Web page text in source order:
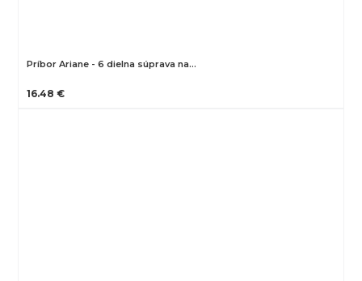
Príbor Ariane - 6 dielna súprava na…
16.48 €